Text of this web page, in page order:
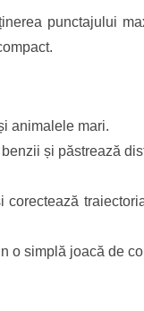
punctajului
animalele mari.
și păstrează
o simplă joacă de